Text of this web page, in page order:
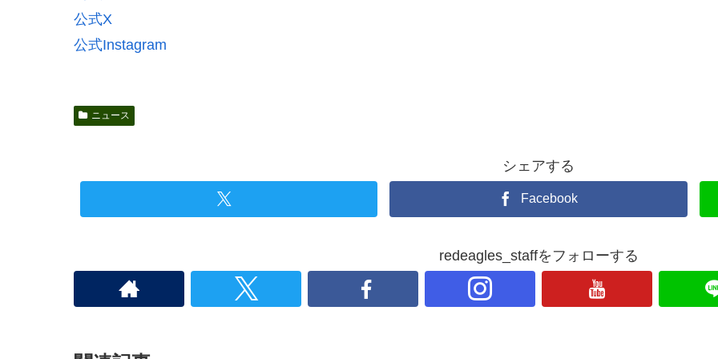
公式X
公式Instagram
ニュース
シェアする
Facebook
redeagles_staffをフォローする